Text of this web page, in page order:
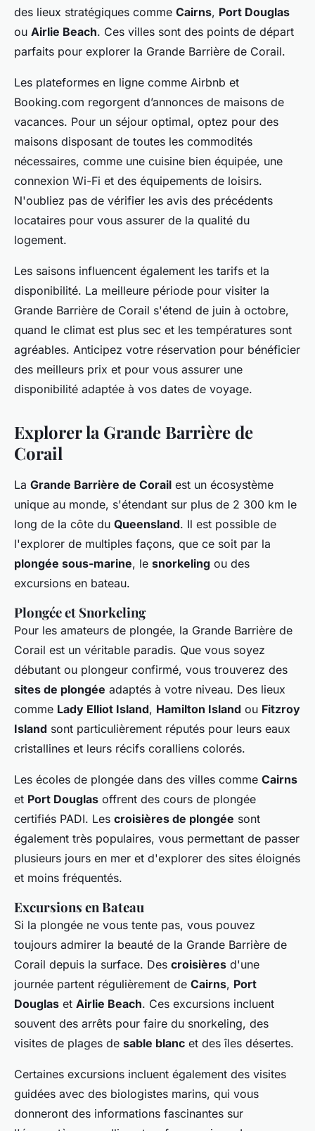
des lieux stratégiques comme Cairns, Port Douglas
ou Airlie Beach. Ces villes sont des points de départ
parfaits pour explorer la Grande Barrière de Corail.
Les plateformes en ligne comme Airbnb et
Booking.com regorgent d’annonces de maisons de
vacances. Pour un séjour optimal, optez pour des
maisons disposant de toutes les commodités
nécessaires, comme une cuisine bien équipée, une
connexion Wi-Fi et des équipements de loisirs.
N'oubliez pas de vérifier les avis des précédents
locataires pour vous assurer de la qualité du
logement.
Les saisons influencent également les tarifs et la
disponibilité. La meilleure période pour visiter la
Grande Barrière de Corail s'étend de juin à octobre,
quand le climat est plus sec et les températures sont
agréables. Anticipez votre réservation pour bénéficier
des meilleurs prix et pour vous assurer une
disponibilité adaptée à vos dates de voyage.
Explorer la Grande Barrière de
Corail
La Grande Barrière de Corail est un écosystème
unique au monde, s'étendant sur plus de 2 300 km le
long de la côte du Queensland. Il est possible de
l'explorer de multiples façons, que ce soit par la
plongée sous-marine, le snorkeling ou des
excursions en bateau.
Plongée et Snorkeling
Pour les amateurs de plongée, la Grande Barrière de
Corail est un véritable paradis. Que vous soyez
débutant ou plongeur confirmé, vous trouverez des
sites de plongée adaptés à votre niveau. Des lieux
comme Lady Elliot Island, Hamilton Island ou Fitzroy
Island sont particulièrement réputés pour leurs eaux
cristallines et leurs récifs coralliens colorés.
Les écoles de plongée dans des villes comme Cairns
et Port Douglas offrent des cours de plongée
certifiés PADI. Les croisières de plongée sont
également très populaires, vous permettant de passer
plusieurs jours en mer et d'explorer des sites éloignés
et moins fréquentés.
Excursions en Bateau
Si la plongée ne vous tente pas, vous pouvez
toujours admirer la beauté de la Grande Barrière de
Corail depuis la surface. Des croisières d'une
journée partent régulièrement de Cairns, Port
Douglas et Airlie Beach. Ces excursions incluent
souvent des arrêts pour faire du snorkeling, des
visites de plages de sable blanc et des îles désertes.
Certaines excursions incluent également des visites
guidées avec des biologistes marins, qui vous
donneront des informations fascinantes sur